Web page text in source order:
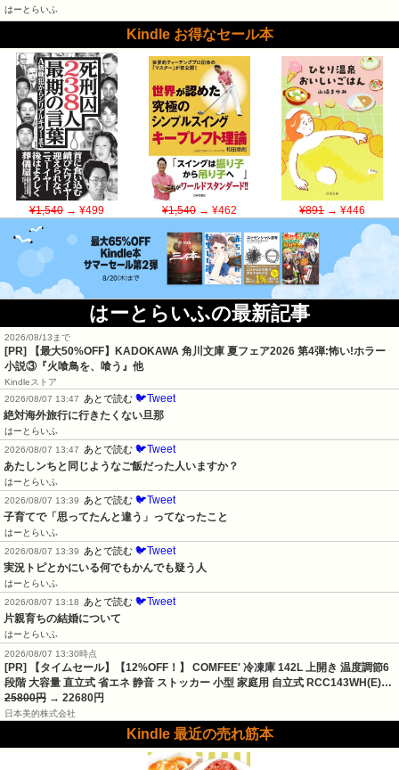
はーとらいふ
Kindle お得なセール本
¥1,540→ ¥499 ¥1,540→ ¥462 ¥891→ ¥446
はーとらいふの最新記事
2026/08/13まで
[PR] 【最大50%OFF】KADOKAWA 角川文庫 夏フェア2026 第4弾:怖い!ホラー
小説③『火喰鳥を、喰う』他
Kindleストア
2026/08/07 13:47
あとで読む 🐦Tweet
絶対海外旅行に行きたくない旦那
はーとらいふ
2026/08/07 13:47
あとで読む 🐦Tweet
あたしンちと同じようなご飯だった人いますか？
はーとらいふ
2026/08/07 13:39
あとで読む 🐦Tweet
子育てで「思ってたんと違う」ってなったこと
はーとらいふ
2026/08/07 13:39
あとで読む 🐦Tweet
実況トピとかにいる何でもかんでも疑う人
はーとらいふ
2026/08/07 13:18
あとで読む 🐦Tweet
片親育ちの結婚について
はーとらいふ
2026/08/07 13:30時点
[PR] 【タイムセール】【12%OFF！】 COMFEE' 冷凍庫 142L 上開き 温度調節6
段階 大容量 直立式 省エネ 静音 ストッカー 小型 家庭用 自立式 RCC143WH(E)…
25800円 → 22680円
日本美的株式会社
Kindle 最近の売れ筋本